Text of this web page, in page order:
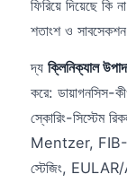
ফিরিয়ে দিয়েছে কি
শতাংশ ও
দ্য ক্লিনিক্যাল
করে: ডায়াগনসিস-
স্কোরিং-সিস্টেম
Mentzer, FIB-
স্টেজিং, EULAR/
ไทย
Kiswahili